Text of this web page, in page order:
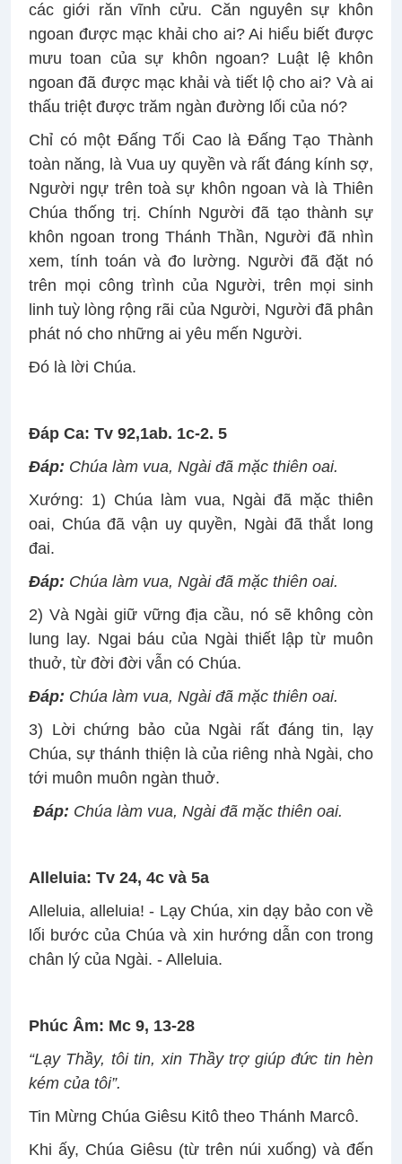
các giới răn vĩnh cửu. Căn nguyên sự khôn
ngoan được mạc khải cho ai? Ai hiểu biết được
mưu toan của sự khôn ngoan? Luật lệ khôn
ngoan đã được mạc khải và tiết lộ cho ai? Và ai
thấu triệt được trăm ngàn đường lối của nó?
Chỉ có một Đấng Tối Cao là Đấng Tạo Thành
toàn năng, là Vua uy quyền và rất đáng kính sợ,
Người ngự trên toà sự khôn ngoan và là Thiên
Chúa thống trị. Chính Người đã tạo thành sự
khôn ngoan trong Thánh Thần, Người đã nhìn
xem, tính toán và đo lường. Người đã đặt nó
trên mọi công trình của Người, trên mọi sinh
linh tuỳ lòng rộng rãi của Người, Người đã phân
phát nó cho những ai yêu mến Người.
Đó là lời Chúa.
Đáp Ca: Tv 92,1ab. 1c-2. 5
Đáp: Chúa làm vua, Ngài đã mặc thiên oai.
Xướng: 1) Chúa làm vua, Ngài đã mặc thiên
oai, Chúa đã vận uy quyền, Ngài đã thắt long
đai.
Đáp: Chúa làm vua, Ngài đã mặc thiên oai.
2) Và Ngài giữ vững địa cầu, nó sẽ không còn
lung lay. Ngai báu của Ngài thiết lập từ muôn
thuở, từ đời đời vẫn có Chúa.
Đáp: Chúa làm vua, Ngài đã mặc thiên oai.
3) Lời chứng bảo của Ngài rất đáng tin, lạy
Chúa, sự thánh thiện là của riêng nhà Ngài, cho
tới muôn muôn ngàn thuở.
Đáp: Chúa làm vua, Ngài đã mặc thiên oai.
Alleluia: Tv 24, 4c và 5a
Alleluia, alleluia! - Lạy Chúa, xin dạy bảo con về
lối bước của Chúa và xin hướng dẫn con trong
chân lý của Ngài. - Alleluia.
Phúc Âm: Mc 9, 13-28
“Lạy Thầy, tôi tin, xin Thầy trợ giúp đức tin hèn
kém của tôi”.
Tin Mừng Chúa Giêsu Kitô theo Thánh Marcô.
Khi ấy, Chúa Giêsu (từ trên núi xuống) và đến